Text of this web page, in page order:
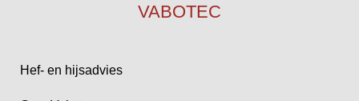
VABOTEC
Hef- en hijsadvies